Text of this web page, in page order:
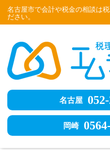
名古屋市で会計や税金の相談は
ださい。
名古屋
岡崎